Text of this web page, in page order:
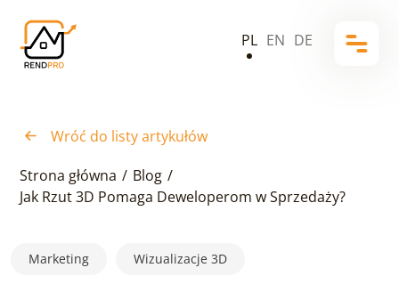
PL EN DE
Wróć do listy artykułów
Strona główna / Blog /
Jak Rzut 3D Pomaga Deweloperom w Sprzedaży?
Marketing Wizualizacje 3D